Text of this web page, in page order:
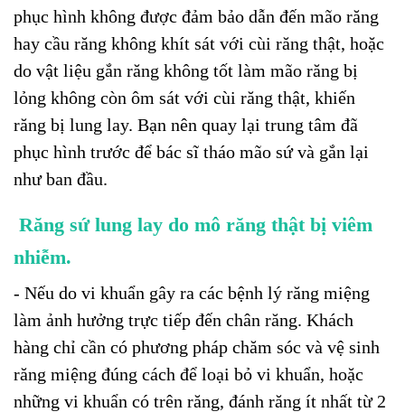
phục hình không được đảm bảo dẫn đến mão răng
hay cầu răng không khít sát với cùi răng thật, hoặc
do vật liệu gắn răng không tốt làm mão răng bị
lỏng không còn ôm sát với cùi răng thật, khiến
răng bị lung lay. Bạn nên quay lại trung tâm đã
phục hình trước để bác sĩ tháo mão sứ và gắn lại
như ban đầu.
Răng sứ lung lay do mô răng thật bị viêm
nhiễm.
- Nếu do vi khuẩn gây ra các bệnh lý răng miệng
làm ảnh hưởng trực tiếp đến chân răng. Khách
hàng chỉ cần có phương pháp chăm sóc và vệ sinh
răng miệng đúng cách để loại bỏ vi khuẩn, hoặc
những vi khuẩn có trên răng, đánh răng ít nhất từ 2